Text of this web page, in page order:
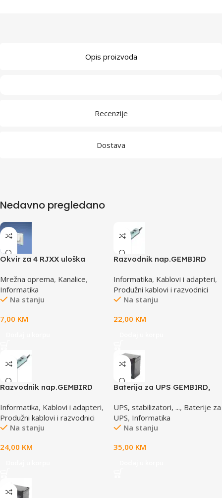
Opis proizvoda
Recenzije
Dostava
Nedavno pregledano
Okvir za 4 RJXX uloška
Mrežna oprema, Kanalice,
Informatika
Na stanju
7,00 KM
Razvodnik nap.GEMBIRD
prekidač, 1,8M, osigurač,
prenaponska zaštita
Informatika, Kablovi i adapteri,
Produžni kablovi i razvodnici
Na stanju
22,00 KM
Razvodnik nap.GEMBIRD
prekidač,3m, osigurač,
prenaponska zaštita
Informatika, Kablovi i adapteri,
Produžni kablovi i razvodnici
Na stanju
24,00 KM
Baterija za UPS GEMBIRD,
UPS, stabilizatori, ..., Baterije za
UPS, Informatika
Na stanju
35,00 KM